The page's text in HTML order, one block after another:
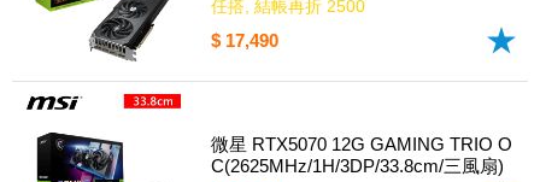
任搭, 結帳再折 2500
$ 17,490
微星 RTX5070 12G GAMING TRIO O
C(2625MHz/1H/3DP/33.8cm/三風扇)